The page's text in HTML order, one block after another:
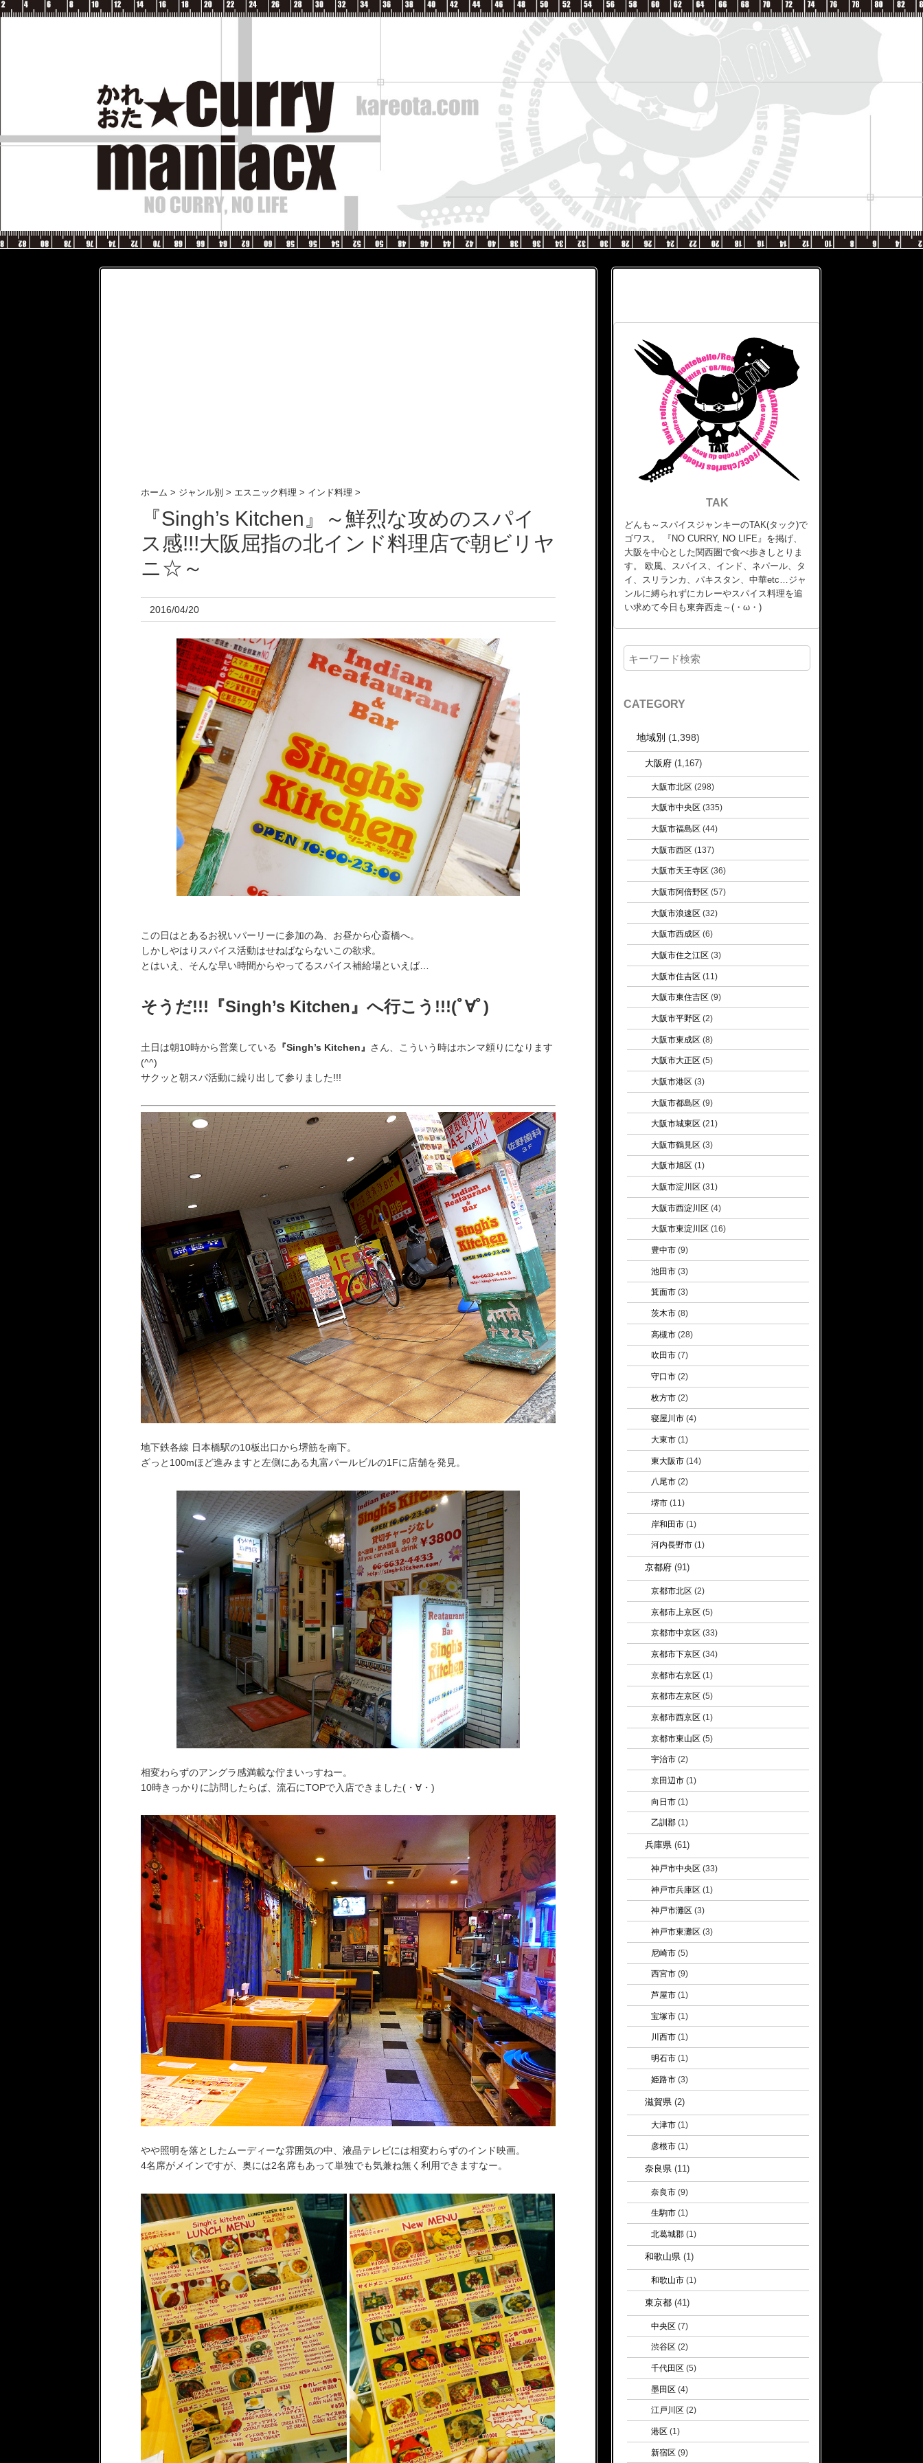
ホーム > ジャンル別 > エスニック料理 > インド料理 >
『Singh’s Kitchen』～鮮烈な攻めのスパイ
ス感!!!大阪屈指の北インド料理店で朝ビリヤ
ニ☆～
2016/04/20
この日はとあるお祝いパーリーに参加の為、お昼から心斎橋へ。
しかしやはりスパイス活動はせねばならないこの欲求。
とはいえ、そんな早い時間からやってるスパイス補給場といえば…
そうだ!!!『Singh’s Kitchen』へ行こう!!!(ﾟ∀ﾟ)
土日は朝10時から営業している 『Singh’s Kitchen』 さん、こういう時はホンマ頼りになります
(^^)
サクッと朝スパ活動に繰り出して参りました!!!
地下鉄各線 日本橋駅の10板出口から堺筋を南下。
ざっと100mほど進みますと左側にある丸富パールビルの1Fに店舗を発見。
相変わらずのアングラ感満載な佇まいっすねー。
10時きっかりに訪問したらば、流石にTOPで入店できました(・∀・)
やや照明を落としたムーディーな雰囲気の中、液晶テレビには相変わらずのインド映画。
4名席がメインですが、奥には2名席もあって単独でも気兼ね無く利用できますなー。
TAK
どんも～スパイスジャンキーのTAK(タック)で
ゴワス。 『NO CURRY, NO LIFE』を掲げ、
大阪を中心とした関西圏で食べ歩きしとりま
す。 欧風、スパイス、インド、ネパール、タ
イ、スリランカ、パキスタン、中華etc…ジャ
ンルに縛られずにカレーやスパイス料理を追
い求めて今日も東奔西走～(・ω・)
CATEGORY
地域別 (1,398)
大阪府(1,167)
大阪市北区(298)
大阪市中央区 (335)
大阪市福島区(44)
大阪市西区(137)
大阪市天王寺区 (36)
大阪市阿倍野区(57)
大阪市浪速区(32)
大阪市西成区 (6)
大阪市住之江区(3)
大阪市住吉区(11)
大阪市東住吉区 (9)
大阪市平野区(2)
大阪市東成区(8)
大阪市大正区 (5)
大阪市港区(3)
大阪市都島区(9)
大阪市城東区 (21)
大阪市鶴見区(3)
大阪市旭区 (1)
大阪市淀川区 (31)
大阪市西淀川区(4)
大阪市東淀川区 (16)
豊中市(9)
池田市(3)
箕面市(3)
茨木市(8)
高槻市(28)
吹田市(7)
守口市(2)
枚方市(2)
寝屋川市(4)
大東市(1)
東大阪市(14)
八尾市(2)
堺市(11)
岸和田市(1)
河内長野市(1)
京都府(91)
京都市北区 (2)
京都市上京区(5)
京都市中京区 (33)
京都市下京区(34)
京都市右京区(1)
京都市左京区 (5)
京都市西京区(1)
京都市東山区(5)
宇治市(2)
京田辺市(1)
向日市(1)
乙訓郡(1)
兵庫県(61)
神戸市中央区(33)
神戸市兵庫区(1)
神戸市灘区 (3)
神戸市東灘区(3)
尼崎市(5)
西宮市(9)
芦屋市(1)
宝塚市(1)
川西市(1)
明石市(1)
姫路市(3)
滋賀県(2)
大津市(1)
彦根市(1)
奈良県(11)
奈良市(9)
生駒市(1)
北葛城郡(1)
和歌山県(1)
和歌山市(1)
東京都(41)
中央区(7)
渋谷区 (2)
千代田区(5)
墨田区(4)
江戸川区 (2)
港区(1)
新宿区(9)